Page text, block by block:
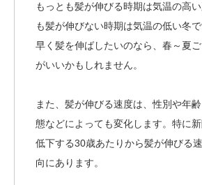
もっとも髪が伸びる時期は気温の高
も髪が伸びない時期は気温の低い冬
早く髪を伸ばしたいのなら、春～夏
がいいかもしれません。
また、髪が伸びる速度は、性別や年
態などによっても変化します。特に
低下する30歳あたりから髪が伸びる
向にあります。